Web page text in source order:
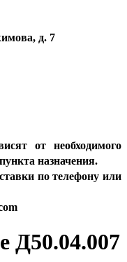
д. 7
от необходимого
назначения.
по телефону или
Д50.04.007